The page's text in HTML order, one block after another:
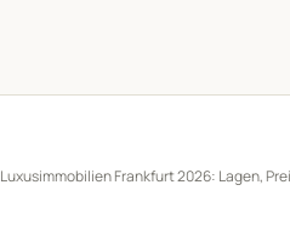
Luxusimmobilien Frankfurt 2026: Lagen,